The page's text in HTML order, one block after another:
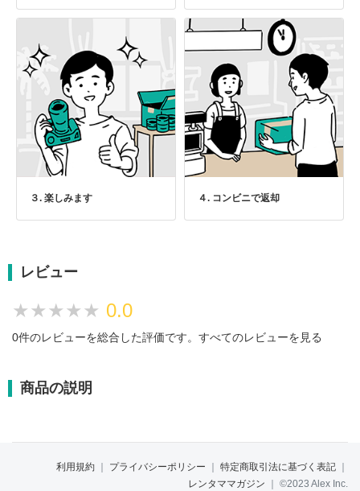
３. 楽しみます ４. コンビニで返却
レビュー
★★★★★
★★★★★ 0.0
0件のレビューを総合した評価です。 すべてのレビューを見る
商品の説明
利用規約 プライバシーポリシー 特定商取引法に基づく表記
レンタママガジン
©2023 Alex Inc.